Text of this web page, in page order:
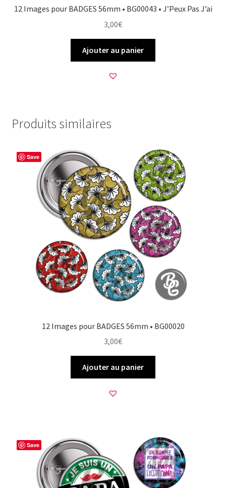
12 Images pour BADGES 56mm • BG00043 • J’Peux Pas J’ai
3,00€
Ajouter au panier
Produits similaires
Save
12 Images pour BADGES 56mm • BG00020
3,00€
Ajouter au panier
Save